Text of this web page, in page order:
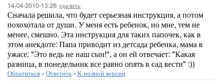
14-04-2010-13:26 удалить
Сначала решила, что будет серьезная инструкция, а потом
похохотала от души. У меня есть ребенок, но мне, тем не
менее, смешно. Эта инструкция для таких папочек, как в
этом анекдоте: Папа приводит из детсада ребенка, мама в
ужасе: "Это ведь не наш сын!", а он ей отвечает: "Какая
разница, в понедельник все равно опять в сад вести" :))
Обратиться - Ответить - К полной версии